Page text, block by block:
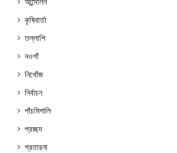
কৃষিবার্তা
তল্লাশি
নওগাঁ
নিখোঁজ
নির্বাচন
পাঁচমিশালি
প্রচ্ছদ
প্রতারনা